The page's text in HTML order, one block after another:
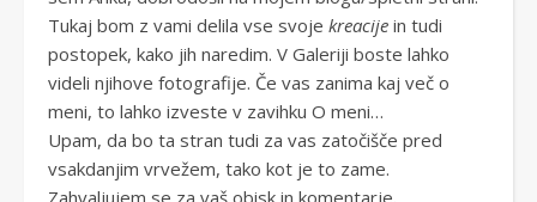
Tukaj bom z vami delila vse svoje kreacije in tudi
postopek, kako jih naredim. V Galeriji boste lahko
videli njihove fotografije. Če vas zanima kaj več o
meni, to lahko izveste v zavihku O meni…
Upam, da bo ta stran tudi za vas zatočišče pred
vsakdanjim vrvežem, tako kot je to zame.
Zahvaljujem se za vaš obisk in komentarje.